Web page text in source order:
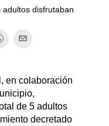
disfrutaban
en colaboración
de 5 adultos
decretado